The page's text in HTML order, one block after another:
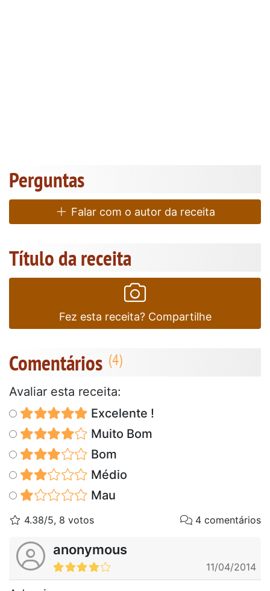
Perguntas
Falar com o autor da receita
Título da receita
Fez esta receita? Compartilhe
Comentários
Avaliar esta receita:
Excelente !
Muito Bom
Bom
Médio
Mau
4.38/5, 8 votos 4 comentários
anonymous
11/04/2014